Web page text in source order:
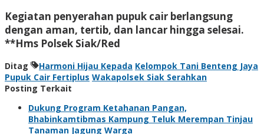
Kegiatan penyerahan pupuk cair berlangsung
dengan aman, tertib, dan lancar hingga selesai.
**Hms Polsek Siak/Red
Ditag Harmoni Hijau Kepada Kelompok Tani Benteng Jaya
Pupuk Cair Fertiplus Wakapolsek Siak Serahkan
Posting Terkait
Dukung Program Ketahanan Pangan,
Bhabinkamtibmas Kampung Teluk Merempan Tinjau
Tanaman Jagung Warga